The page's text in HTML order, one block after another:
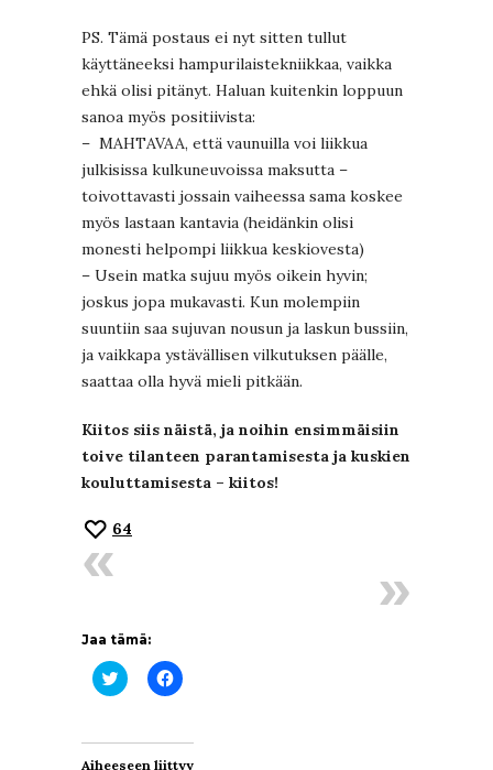
PS. Tämä postaus ei nyt sitten tullut
käyttäneeksi hampurilaistekniikkaa, vaikka
ehkä olisi pitänyt. Haluan kuitenkin loppuun
sanoa myös positiivista:
– MAHTAVAA, että vaunuilla voi liikkua
julkisissa kulkuneuvoissa maksutta –
toivottavasti jossain vaiheessa sama koskee
myös lastaan kantavia (heidänkin olisi
monesti helpompi liikkua keskiovesta)
– Usein matka sujuu myös oikein hyvin;
joskus jopa mukavasti. Kun molempiin
suuntiin saa sujuvan nousun ja laskun bussiin,
ja vaikkapa ystävällisen vilkutuksen päälle,
saattaa olla hyvä mieli pitkään.
Kiitos siis näistä, ja noihin ensimmäisiin
toive tilanteen parantamisesta ja kuskien
kouluttamisesta – kiitos!
64
Jaa tämä:
Jaa
Twitterissä(Avautuu
Jaa
Facebookissa(Avautuu
Aiheeseen liittyy